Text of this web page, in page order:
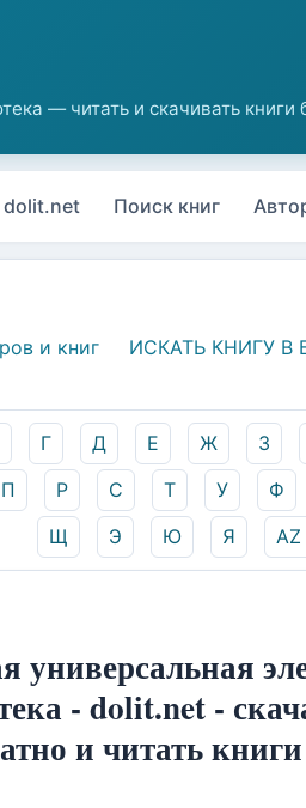
dolit.net Поиск книг
и книг ИСКАТЬ КНИГУ В
Г Д Е Ж З
П Р С Т У Ф
Щ
Э Ю Я AZ
универсальная
- dolit.net -
и читать